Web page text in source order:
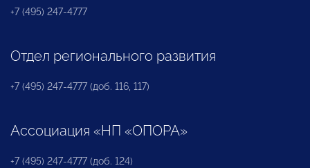
+7 (495) 247-4777
Отдел регионального развития
+7 (495) 247-4777 (доб. 116, 117)
Ассоциация «НП «ОПОРА»
+7 (495) 247-4777 (доб. 124)